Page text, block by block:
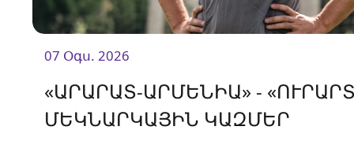
07 Օգս. 2026
«ԱՐԱՐԱՏ-ԱՐՄԵՆԻԱ» -
ՄԵԿՆԱՐԿԱՅԻՆ ԿԱԶՄԵՐ